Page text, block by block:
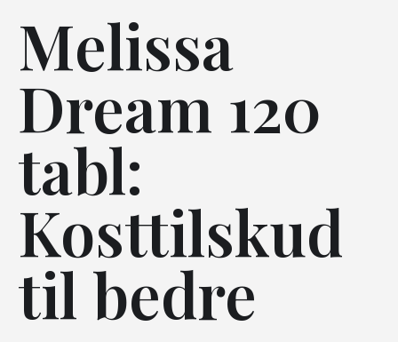
Melissa
Dream 120
tabl:
Kosttilskud
til bedre